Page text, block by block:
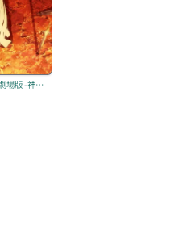
Fate/Grand Order 劇場版 -神聖圓桌領域卡美洛- 後篇「Paladin; Agateram」